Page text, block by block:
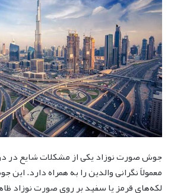
جوش صورت نوزاد یکی از مشکلات شایع در
معمولاً نگرانی والدین را به همراه دارد.
لکه‌های قرمز یا سفید بر روی صورت نوزاد